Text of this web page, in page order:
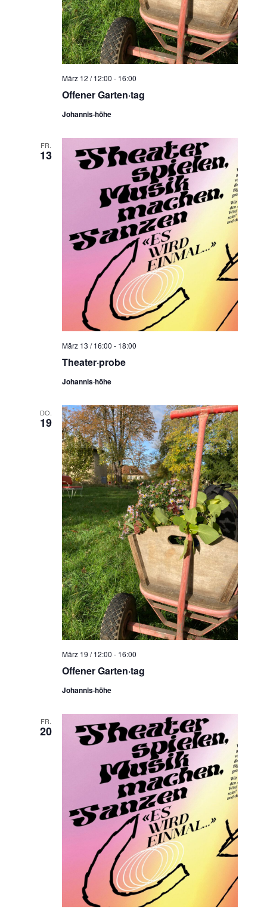
Offener Garten·tag
März 12 / 12:00 - 16:00
Johannis·höhe
FR.
13
Theater·probe
März 13 / 16:00 - 18:00
Johannis·höhe
DO.
19
Offener Garten·tag
März 19 / 12:00 - 16:00
Johannis·höhe
FR.
20